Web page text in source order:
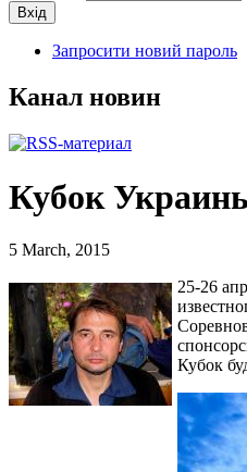
Запросити новий пароль
Канал новин
Кубок
5 March, 2015
25-26
Кубок